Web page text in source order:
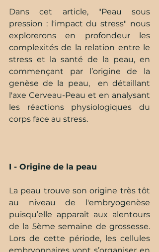
Dans cet article, "Peau sous
pression : l'impact du stress" nous
explorerons en profondeur les
complexités de la relation entre le
stress et la santé de la peau, en
commençant par l’origine de la
genèse de la peau,  en détaillant
l'axe Cerveau-Peau et en analysant
les réactions physiologiques du
corps face au stress.
I - Origine de la peau
La peau trouve son origine très tôt
au niveau de l'embryogenèse
puisqu’elle apparaît aux alentours
de la 5ème semaine de grossesse.
Lors de cette période, les cellules
embryonnaires vont s’organiser en